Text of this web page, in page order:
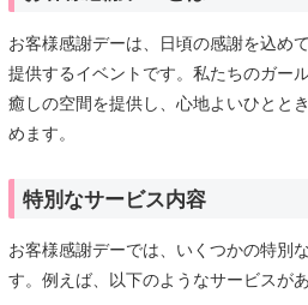
お客様感謝デーは、日頃の感謝を込め
提供するイベントです。私たちのガー
癒しの空間を提供し、心地よいひとと
めます。
特別なサービス内容
お客様感謝デーでは、いくつかの特別
す。例えば、以下のようなサービスがあ